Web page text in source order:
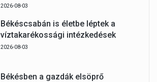
2026-08-03
Békéscsabán is életbe léptek a
víztakarékossági intézkedések
2026-08-03
Békésben a gazdák elsöprő